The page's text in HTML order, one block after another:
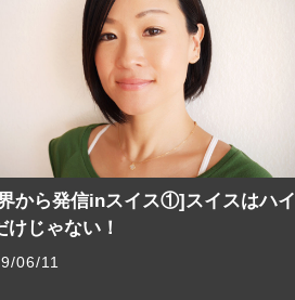
から発信inスイス①]スイスはハイ
けじゃない！
06/11